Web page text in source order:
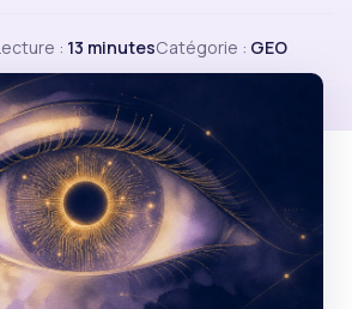
: 13 minutesCatégorie : GEO